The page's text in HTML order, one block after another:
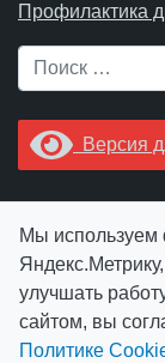
Профилактика
Поиск
Версия
Ctrl+Enter.
Мы используем
улучшать
сайтом, вы
Политике